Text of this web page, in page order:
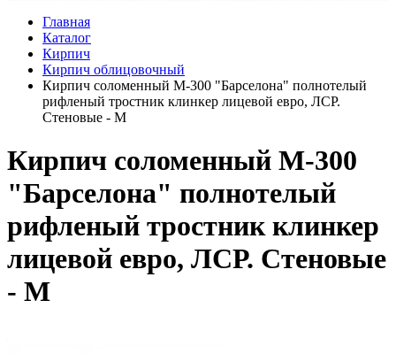
Главная
Каталог
Кирпич
Кирпич облицовочный
Кирпич соломенный М-300 "Барселона" полнотелый
рифленый тростник клинкер лицевой евро, ЛСР.
Стеновые - М
Кирпич соломенный М-300
"Барселона" полнотелый
рифленый тростник клинкер
лицевой евро, ЛСР. Стеновые
- М